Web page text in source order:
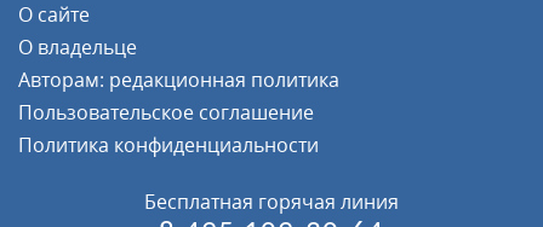
О сайте
О владельце
Авторам: редакционная политика
Пользовательское соглашение
Политика конфиденциальности
Бесплатная горячая линия